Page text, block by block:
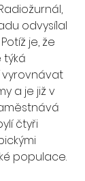
odvysílal
Potíž je, že
vyrovnávat
a je již v
čtyři
populace.